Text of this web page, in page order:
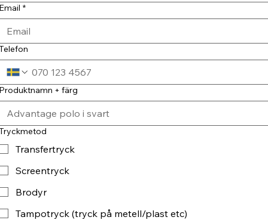
*
+ färg
Transfertryck
Screentryck
Brodyr
Tampotryck (tryck på metell/plast etc)